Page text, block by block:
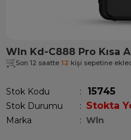
Wln Kd-C888 Pro Kısa
Son 12 saatte 12 kişi sepetine
Stok Kodu 15745
Stok Durumu : Stokta
Marka : Wln